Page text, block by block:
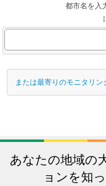
都市名を入
または最寄りのモニタリ
あなたの地域の
ョンを知